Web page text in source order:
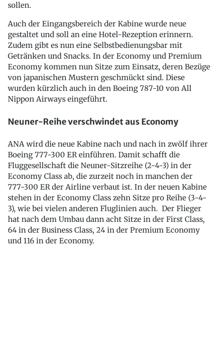
sollen.
Auch der Eingangsbereich der Kabine wurde neue
gestaltet und soll an eine Hotel-Rezeption erinnern.
Zudem gibt es nun eine Selbstbedienungsbar mit
Getränken und Snacks. In der Economy und Premium
Economy kommen nun Sitze zum Einsatz, deren Bezüge
von japanischen Mustern geschmückt sind. Diese
wurden kürzlich auch in den Boeing 787-10 von All
Nippon Airways eingeführt.
Neuner-Reihe verschwindet aus Economy
ANA wird die neue Kabine nach und nach in zwölf ihrer
Boeing 777-300 ER einführen. Damit schafft die
Fluggesellschaft die Neuner-Sitzreihe (2-4-3) in der
Economy Class ab, die zurzeit noch in manchen der
777-300 ER der Airline verbaut ist. In der neuen Kabine
stehen in der Economy Class zehn Sitze pro Reihe (3-4-
3), wie bei vielen anderen Fluglinien auch. Der Flieger
hat nach dem Umbau dann acht Sitze in der First Class,
64 in der Business Class, 24 in der Premium Economy
und 116 in der Economy.